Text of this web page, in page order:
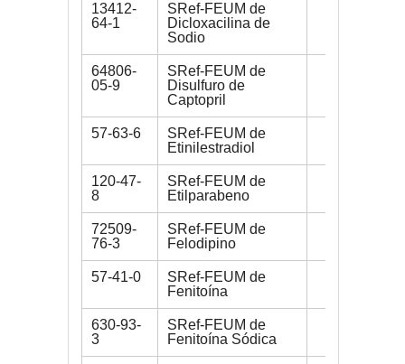
13412-
64-1
SRef-FEUM de
Dicloxacilina de
Sodio
64806-
05-9
SRef-FEUM de
Disulfuro de
Captopril
57-63-6
SRef-FEUM de
Etinilestradiol
120-47-
8
SRef-FEUM de
Etilparabeno
72509-
76-3
SRef-FEUM de
Felodipino
57-41-0
SRef-FEUM de
Fenitoína
630-93-
3
SRef-FEUM de
Fenitoína Sódica